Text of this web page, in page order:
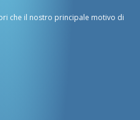
che il nostro principale motivo di